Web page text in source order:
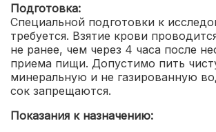
Подготовка:
Специальной подготовки к
требуется. Взятие крови
не ранее, чем через 4 часа после
приема пищи. Допустимо пить
минеральную и не газированную
сок запрещаются.
Показания к назначению: